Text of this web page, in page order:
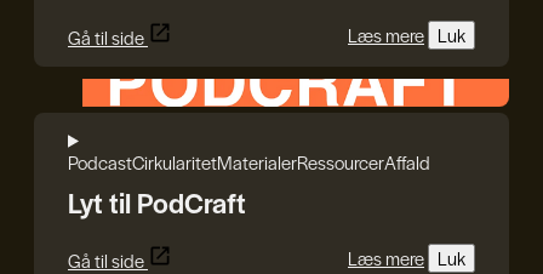
Gå til side Læs mere Luk
HEPHAESTUS
PodcastCirkularitetMaterialerRessourcerAffald
Lyt til PodCraft
Gå til side Læs mere Luk